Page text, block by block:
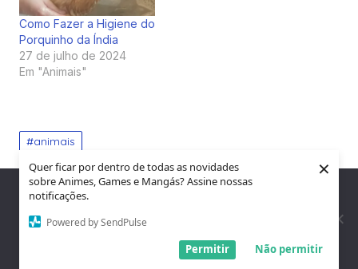
Quer ficar por dentro de todas as novidades
sobre Animes, Games e Mangás? Assine nossas
notificações.
Powered by SendPulse
Não permitir
Permitir
×
Como Fazer a Higiene do
Porquinho da Índia
27 de julho de 2024
Em "Animais"
animais
Navegação
Previous
O que é Geosmina: Descubra Tudo Sobre Essa
Substância
Nós utilizamos cookies para garantir que você tenha a melhor
experiência em nosso site. Se você continua a usar este site,
assumimos que você está satisfeito.
Entendi!